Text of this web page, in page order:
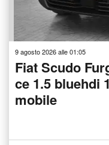
9 agosto 2026 alle 01:05
Fiat Scudo
ce 1.5 bluehdi
mobile